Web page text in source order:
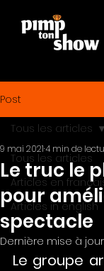
Post
Tous les articles
Articles en
Articles in english
Tous les articles
Le truc le
pour
spectacle
9 mai 20214 min de
Dernière mise à jour
Le groupe